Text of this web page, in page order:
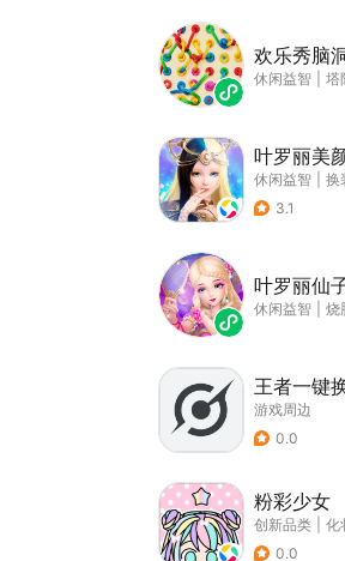
欢乐秀脑
休闲益智 塔
叶罗丽美
休闲益智 换
3.1
叶罗丽仙
休闲益智 烧
王者一键
游戏周边
0.0
粉彩少女
创新品类 化
0.0